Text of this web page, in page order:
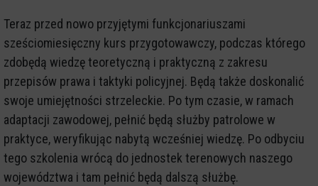
Teraz przed nowo przyjętymi funkcjonariuszami
sześciomiesięczny kurs przygotowawczy, podczas którego
zdobędą wiedzę teoretyczną i praktyczną z zakresu
przepisów prawa i taktyki policyjnej. Będą także doskonalić
swoje umiejętności strzeleckie. Po tym czasie, w ramach
adaptacji zawodowej, pełnić będą służby patrolowe w
praktyce, weryfikując nabytą wcześniej wiedzę. Po odbyciu
tego szkolenia wrócą do jednostek terenowych naszego
województwa i tam pełnić będą dalszą służbę.